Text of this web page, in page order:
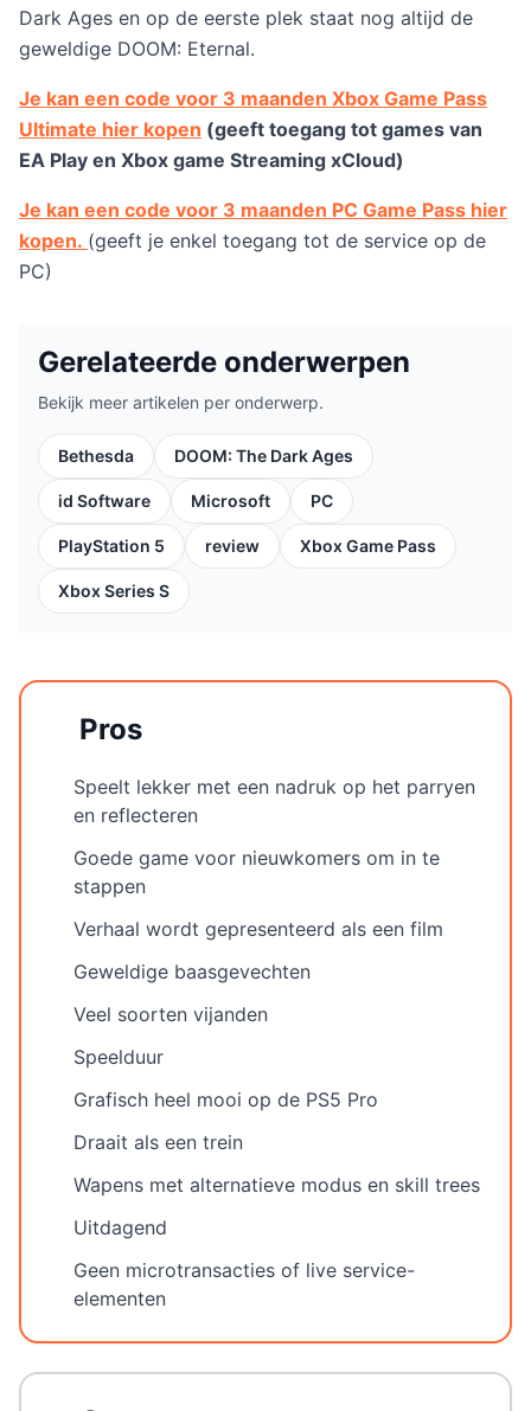
Dark Ages en op de eerste plek staat nog altijd de
geweldige DOOM: Eternal.
Je kan een code voor 3 maanden Xbox Game Pass
Ultimate hier kopen (geeft toegang tot games van
EA Play en Xbox game Streaming xCloud)
Je kan een code voor 3 maanden PC Game Pass hier
kopen. (geeft je enkel toegang tot de service op de
PC)
Gerelateerde onderwerpen
Bekijk meer artikelen per onderwerp.
Bethesda DOOM: The Dark Ages
id Software Microsoft PC
PlayStation 5 review Xbox Game Pass
Xbox Series S
Pros
Speelt lekker met een nadruk op het parryen
en reflecteren
Goede game voor nieuwkomers om in te
stappen
Verhaal wordt gepresenteerd als een film
Geweldige baasgevechten
Veel soorten vijanden
Speelduur
Grafisch heel mooi op de PS5 Pro
Draait als een trein
Wapens met alternatieve modus en skill trees
Uitdagend
Geen microtransacties of live service-
elementen